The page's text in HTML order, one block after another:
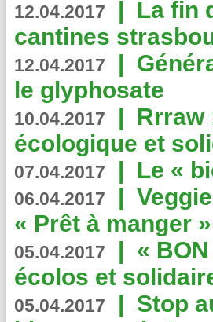
12.04.2017 | La fin
cantines
12.04.2017 |
le glyphosate
10.04.2017 | Rrraw
écologique et
07.04.2017 | Le «
06.04.2017 |
« Prêt à manger
05.04.2017 | «
écolos et
05.04.2017 | Stop